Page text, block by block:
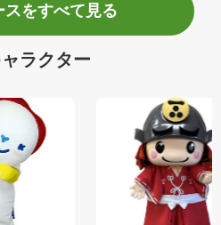
スをすべて見る
ラクター